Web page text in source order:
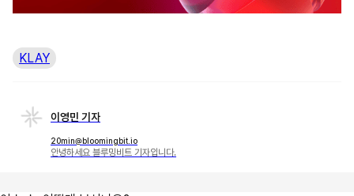
KLAY
이영민 기자
20min@bloomingbit.io
안녕하세요 블루밍비트 기자입니다.